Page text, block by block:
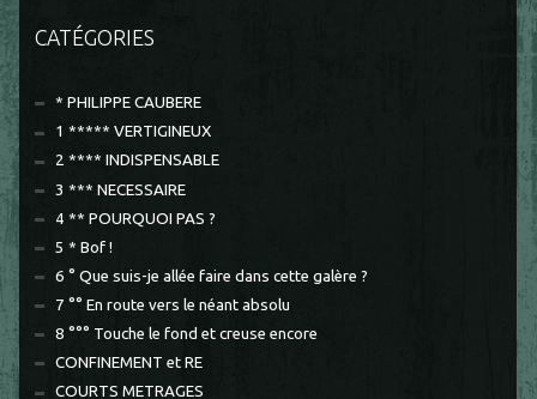
CATÉGORIES
* PHILIPPE CAUBERE
1 ***** VERTIGINEUX
2 **** INDISPENSABLE
3 *** NECESSAIRE
4 ** POURQUOI PAS ?
5 * Bof !
6 ° Que suis-je allée faire dans cette galère ?
7 °° En route vers le néant absolu
8 °°° Touche le fond et creuse encore
CONFINEMENT et RE
COURTS METRAGES